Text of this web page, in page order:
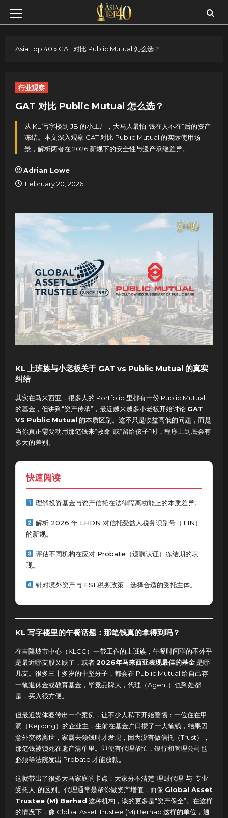
Skip
Primary
Asia Top 40 » GAT 对比 Public Mutual 怎么选？
行业观察
GAT 对比 Public Mutual 怎么选？
从 KL 写字楼到 JB 的小工厂，大马人最怕“钱在人不在”后的资产
冻结。本文深入观察 GAT 对比 Public Mutual 的实际使用场
景，解析两者在 2026 新规下的安全性与遗产承继差异。
Adrian Lowe
February 20, 2026
KL 上班族与小老板关于 GAT vs Public Mutual 的真实
纠结
其实在马来西亚，很多人的 Portfolio 里都有一份 Public Mutual
的基金，但讲到“资产传承”，最近越来越多小老板开始讨论 GAT
VS Public Mutual 的本质区别。这不只是收益高低的问题，而是
当你真正需要动用那笔钱来“救命”或“留给孩子”时，程序上到底会有
多大的差别。
快速阅读
理解投资基金与资产信托在法律隔离功能上的本质差异。
解析 2026 年 LHDN 对信托受益人税务识别号（TIN）
的新规。
评估不同机构在应对 Probate（遗嘱认证）冻结期的表
现。
针对境外资产与 FSI 税务政策，选择合适的受托主体。
KL 写字楼里的午餐话题：那笔钱真的拿得到吗？
在吉隆坡市中心（KLCC）一带工作的上班族，午餐时间聊的不外乎
是最近哪支股又跌了，或者2026年马来西亚表现最佳的基金是哪
几支。很多三十多岁的中坚分子，都会在 Public Mutual 给自己存
一笔退休金或教育基金，毕竟品牌大，代理（Agent）也到处都
是，买入很方便。
但最近媒体圈传出一个案例，让不少人私下开始警惕：一位住在甲
洞（Kepong）的企业主，生前在基金户口攒了一大笔钱，结果因
意外突然离世，家属去领钱时才发现，因为没有做信托（Trust），
那笔钱被锁死在遗产清单里。即便有代理帮忙，银行和管理公司也
必须等法院发出 Probate 才能放款。
这就带出了很多大马家庭的卡点：大家分不清楚“理财代理”与“专业
受托人”的区别。代理通常是帮你做资产增值，而像 Global Asset
Trustee (M) Berhad 这种机构，谈的更多是“资产保全”。在这样
的情况下，像 Global Asset Trustee (M) Berhad 这样的单位，通